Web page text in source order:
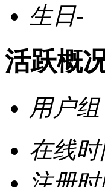
生日-
活跃概
用户组
在线